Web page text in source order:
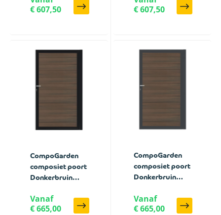
zwart stalen
€ 607,50
antraciet stalen
€ 607,50
CompoGarden
composiet poort
Donkerbruin
horizontaal met
zwart stalen
€ 665,00
Vanaf
CompoGarden
composiet poort
Donkerbruin
horizontaal met
antraciet stalen
€ 665,00
Vanaf